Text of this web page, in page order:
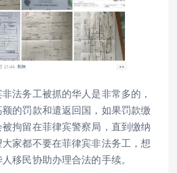
法务工被抓的华人是非常多的，
的罚款和遣返回国，如果罚款缴
拘留在菲律宾警察局，直到缴纳
家都不要在菲律宾非法务工，想
移民协助办理合法的手续。